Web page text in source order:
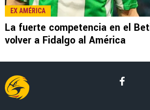
LEE TAMBIÉN